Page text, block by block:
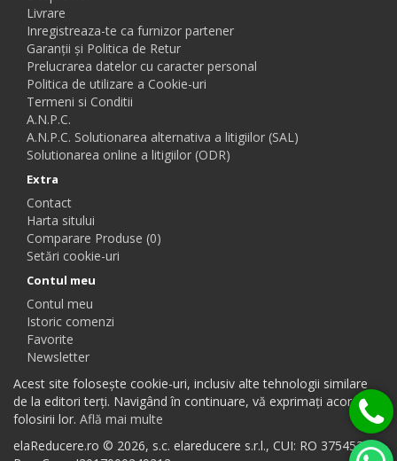
Livrare
Inregistreaza-te ca furnizor partener
Garanții și Politica de Retur
Prelucrarea datelor cu caracter personal
Politica de utilizare a Cookie-uri
Termeni si Conditii
A.N.P.C.
A.N.P.C. Solutionarea alternativa a litigiilor (SAL)
Solutionarea online a litigiilor (ODR)
Extra
Contact
Harta sitului
Comparare Produse (0)
Setări cookie-uri
Contul meu
Contul meu
Istoric comenzi
Favorite
Newsletter
Acest site folosește cookie-uri, inclusiv alte tehnologii similare
de la editori terți. Navigând în continuare, vă exprimați acordul
folosirii lor. Află mai multe
elaReducere.ro © 2026, s.c. elareducere s.r.l., CUI: RO 37545384,